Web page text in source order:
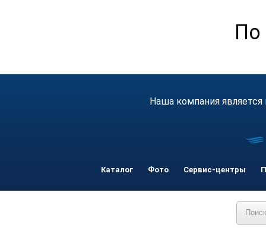
По
Наша компания
Каталог Фото Сервис-центры